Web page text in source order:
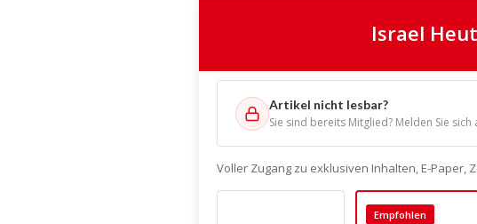
Israel
Artikel nicht lesbar?
Sie sind bereits Mitglied? Melden Sie
Voller Zugang zu exklusiven Inhalten, E-
Empfohlen